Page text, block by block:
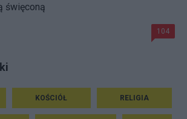
święconą
104
KOŚCIÓŁ RELIGIA